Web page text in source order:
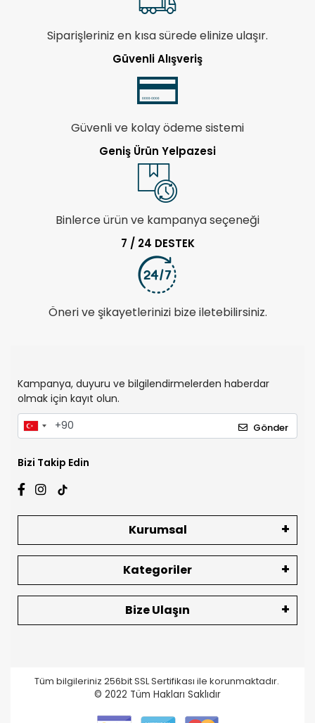
Siparişleriniz en kısa sürede elinize ulaşır.
Güvenli Alışveriş
Güvenli ve kolay ödeme sistemi
Geniş Ürün Yelpazesi
Binlerce ürün ve kampanya seçeneği
7 / 24 DESTEK
Öneri ve şikayetlerinizi bize iletebilirsiniz.
Kampanya, duyuru ve bilgilendirmelerden haberdar
olmak için kayıt olun.
Gönder
Bizi Takip Edin
Kurumsal
Kategoriler
Bize Ulaşın
Tüm bilgileriniz 256bit SSL Sertifikası ile korunmaktadır.
© 2022 Tüm Hakları Saklıdır